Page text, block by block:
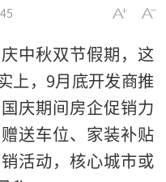
中秋双节假期，这
上，9月底开发商推
庆期间房企促销力
送车位、家装补贴
活动，核心城市或